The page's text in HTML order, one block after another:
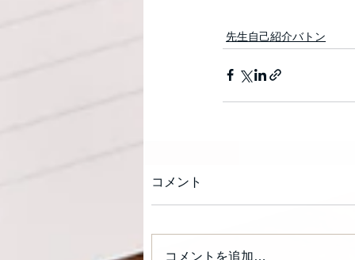
先生自己紹介バトン
コメント
コメントを追加…